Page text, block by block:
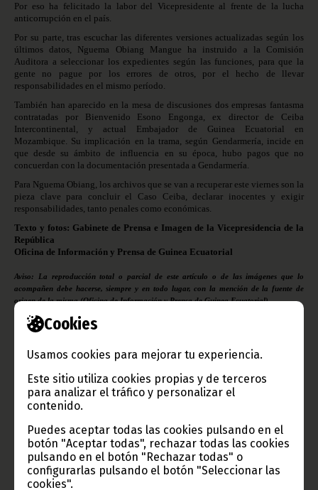
Cookies
Usamos cookies para mejorar tu experiencia.
Este sitio utiliza cookies propias y de terceros
para analizar el tráfico y personalizar el
contenido.
Puedes aceptar todas las cookies pulsando en el
botón "Aceptar todas", rechazar todas las cookies
pulsando en el botón "Rechazar todas" o
configurarlas pulsando el botón "Seleccionar las
cookies".
Por eso ha felicitado la labor del Vicepresidente al frente de la lucha
anticorrupción en el país.
Por su parte, tras escuchar las diferentes versiones actualizadas según los
últimos datos, Nguema Obiang Mangue ha instruido a la Comisión
Auditora a seleccionar los expedientes según las funciones, para que la
gente no pague por los errores de otros, por el hecho de llevar
responsabilidades en el mismo período.
También han aparecido en la mesa de discusiones dos empresas fantasma
contratadas por Bienvenido Esono Engonga, ex director de Ceiba
Intercontinental, y actual Embajador de Guinea Ecuatorial en
Mozambique. Su implicación en la trama, según Gendarmería, incide en
que desde su ámbito de influencia en su época, hubo pagos que no
concuerdan con la documentación presentada a Gendarmería.
Para Nguema Obiang, los archivos que se van a recuperar este viernes son la
pieza clave para concluir el Caso Ceiba, declarar inocentes y exigir
responsabilidades, tanto penales como económicas.
Texto y fotos: Gabinete de Prensa e Imagen de la Vicepresidencia de la
República
Oficina de Información y Prensa de Guinea Ecuatorial
Aviso: La reproducción total o parcial de este artículo o de las imágenes que lo
acompañen debe hacerse, siempre y en todo lugar, con la mención de la fuente de
origen de la misma (Oficina de Información y Prensa de Guinea Ecuatorial).
Gobierno e Instituciones
Información de Guinea Ecuatorial